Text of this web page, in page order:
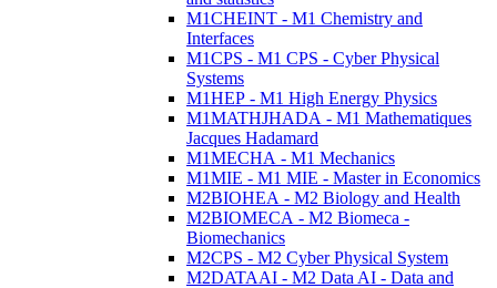
M1CHEINT - M1 Chemistry and
Interfaces
M1CPS - M1 CPS - Cyber Physical
Systems
M1HEP - M1 High Energy Physics
M1MATHJHADA - M1 Mathematiques
Jacques Hadamard
M1MECHA - M1 Mechanics
M1MIE - M1 MIE - Master in Economics
M2BIOHEA - M2 Biology and Health
M2BIOMECA - M2 Biomeca -
Biomechanics
M2CPS - M2 Cyber Physical System
M2DATAAI - M2 Data AI - Data and